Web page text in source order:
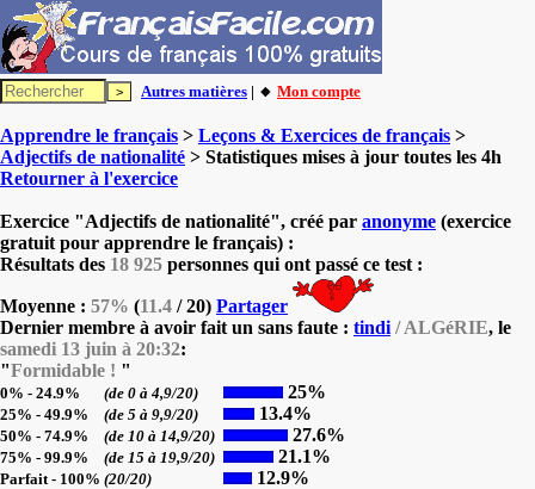
Autres matières | 🔸 Mon compte
Apprendre le français > Leçons & Exercices de français >
Adjectifs de nationalité > Statistiques mises à jour toutes les 4h
Retourner à l'exercice
Exercice "Adjectifs de nationalité", créé par anonyme (exercice
gratuit pour apprendre le français) :
Résultats des 18 925 personnes qui ont passé ce test :
Moyenne : 57% (11.4 / 20) Partager
Dernier membre à avoir fait un sans faute : tindi / ALGéRIE, le
samedi 13 juin à 20:32:
"Formidable ! "
0% - 24.9% (de 0 à 4,9/20) 25%
25% - 49.9% (de 5 à 9,9/20) 13.4%
50% - 74.9% (de 10 à 14,9/20) 27.6%
75% - 99.9% (de 15 à 19,9/20) 21.1%
Parfait - 100% (20/20) 12.9%